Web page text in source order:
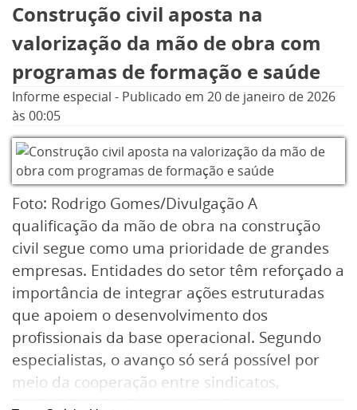
Fluminense (CISBAF), instalou este mês uma
unidade em Itaguaí.
Com centro cirúrgico próprio, o Hospital do
Olho chegou em Itaguaí pelo esforço do
prefeito interino Haroldo Jesus junto ao
Cisbaf, e, segundo a Prefeitura, foi implantado
para oferecer consultas ambulatoriais,
exames e cirurgias de catarata, pterígio e
granuloma, com duas mil consultas mensais e
cerca de 400 cirurgias mensais, realizadas em
centro cirúrgico próprio da unidade.
Construção civil aposta na
valorização da mão de obra com
programas de formação e saúde
Informe especial - Publicado em 20 de janeiro de 2026
às 00:05
Foto: Rodrigo Gomes/Divulgação A
qualificação da mão de obra na construção
civil segue como uma prioridade de grandes
empresas. Entidades do setor têm reforçado a
importância de integrar ações estruturadas
que apoiem o desenvolvimento dos
profissionais da base operacional. Segundo
especialistas, o avanço só será possível por
meio da cooperação entre sindicatos,
instituições técnicas e entidades